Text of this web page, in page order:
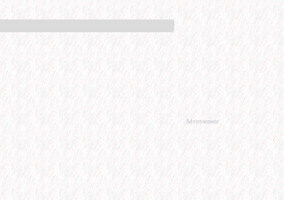
Advertisement